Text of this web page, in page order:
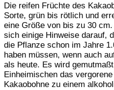
Die reifen Früchte des
Sorte, grün bis rötlich und
eine Größe von bis zu 30
sich einige Hinweise darauf,
die Pflanze schon im Jahre
haben müssen, wenn auch
als heute. Es wird
Einheimischen das
Kakaobohne zu einem